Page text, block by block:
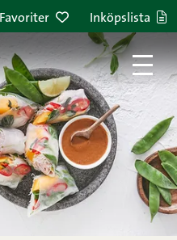
Favoriter Inköpslista